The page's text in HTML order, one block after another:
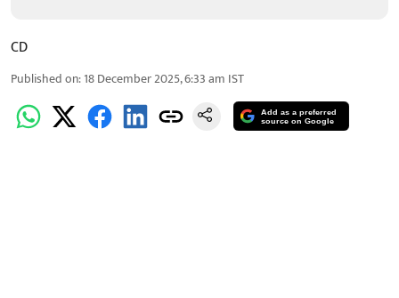
CD
Published on:18 December 2025, 6:33 am IST
Add as a preferred
source on Google